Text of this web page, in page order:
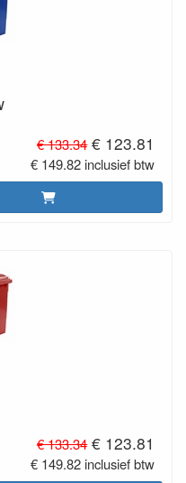
€ 133.34 € 123.81
€ 149.82 inclusief btw
€ 133.34 € 123.81
€ 149.82 inclusief btw